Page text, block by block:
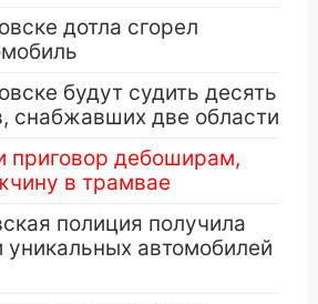
дотла сгорел
будут судить десять
снабжавших две области
приговор дебоширам,
в трамвае
полиция получила
уникальных автомобилей